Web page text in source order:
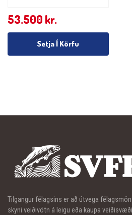
53.500 kr.
Setja Í Körfu
Tilgangur félagsins er að útvega
skyni veiðivötn á leigu eða kaupa